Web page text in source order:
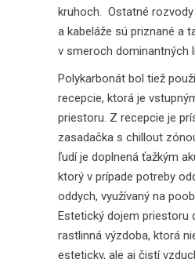
kruhoch. Ostatné
a kabeláže sú priznané a
v smeroch dominantných
Polykarbonát bol tiež
recepcie, ktorá je
priestoru. Z recepcie je
zasadačka s chillout
ľudí je doplnená ťažkým
ktorý v prípade potreby
oddych, využívaný na
Estetický dojem priestoru
rastlinná výzdoba, ktorá
esteticky, ale aj čistí